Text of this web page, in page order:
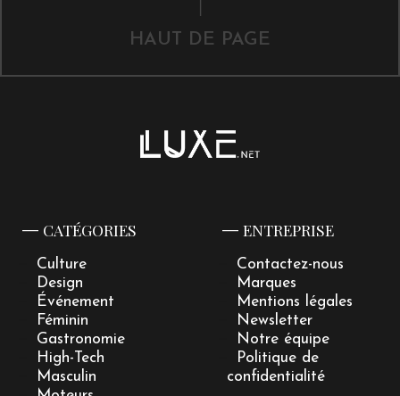
HAUT DE PAGE
CATÉGORIES
Culture
Design
Événement
Féminin
Gastronomie
High-Tech
Masculin
ENTREPRISE
Contactez-nous
Marques
Mentions légales
Newsletter
Notre équipe
Politique de
confidentialité